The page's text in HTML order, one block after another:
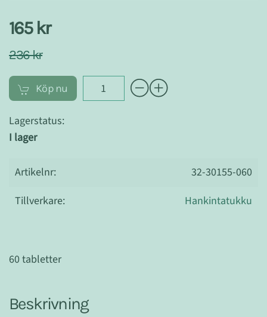
165 kr
236 kr
Köp nu
Lagerstatus:
I lager
Artikelnr:
32-30155-060
Tillverkare:
Hankintatukku
60 tabletter
Beskrivning